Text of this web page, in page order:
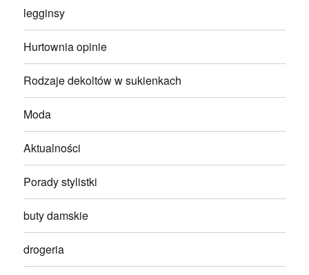
legginsy
Hurtownia opinie
Rodzaje dekoltów w sukienkach
Moda
Aktualności
Porady stylistki
buty damskie
drogeria